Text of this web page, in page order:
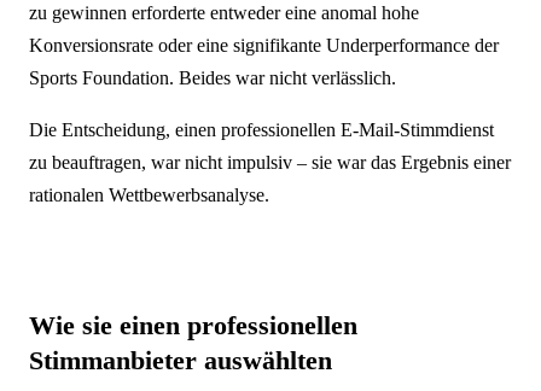
zu gewinnen erforderte entweder eine anomal hohe
Konversionsrate oder eine signifikante Underperformance der
Sports Foundation. Beides war nicht verlässlich.
Die Entscheidung, einen professionellen E-Mail-Stimmdienst
zu beauftragen, war nicht impulsiv – sie war das Ergebnis einer
rationalen Wettbewerbsanalyse.
Wie sie einen professionellen
Stimmanbieter auswählten